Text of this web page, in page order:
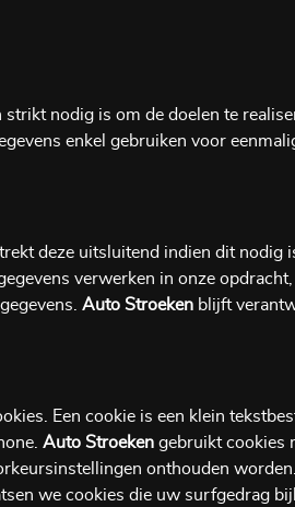
nodig is om de doelen te
enkel gebruiken voor
deze uitsluitend indien dit nodig
verwerken in onze
Auto Stroekenblijft
Een cookie is een klein
Auto Stroekengebruikt cookies
onthouden
we cookies die uw surfgedrag